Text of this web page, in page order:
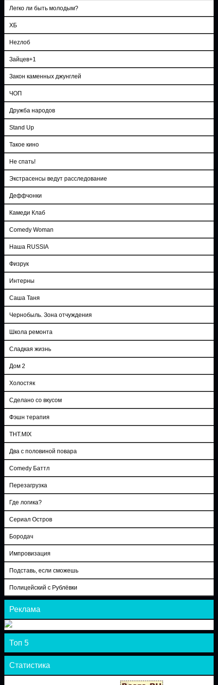
Легко ли быть молодым?
ХБ
Неzлоб
Зайцев+1
Закон каменных джунглей
ЧОП
Дружба народов
Stand Up
Такое кино
Не спать!
Экстрасенсы ведут расследование
Деффчонки
Камеди Клаб
Comedy Woman
Наша RUSSIA
Физрук
Интерны
Саша Таня
Чернобыль. Зона отчуждения
Школа ремонта
Сладкая жизнь
Дом 2
Холостяк
Сделано со вкусом
Фэшн терапия
ТНТ.MIX
Два с половиной повара
Comedy Баттл
Перезагрузка
Где логика?
Сериал Остров
Бородач
Импровизация
Подставь, если сможешь
Полицейский с Рублёвки
Реклама
Топ 5
Статистика